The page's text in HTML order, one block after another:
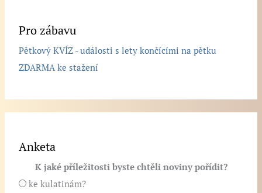
Pro zábavu
Pětkový KVÍZ - události s lety končícími na pětku
ZDARMA ke stažení
Anketa
K jaké příležitosti byste chtěli noviny pořídit?
ke kulatinám?